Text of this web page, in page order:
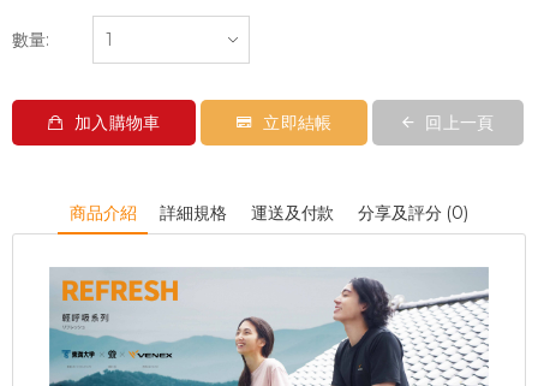
數量:
加入購物車 立即結帳 回上一頁
商品介紹 詳細規格 運送及付款 分享及評分 (0)